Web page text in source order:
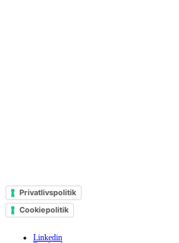
Privatlivspolitik
Cookiepolitik
Linkedin